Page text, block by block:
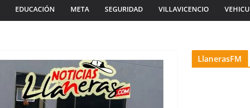
EDUCACIÓN META SEGURIDAD VILLAVICENCIO
LlanerasFM